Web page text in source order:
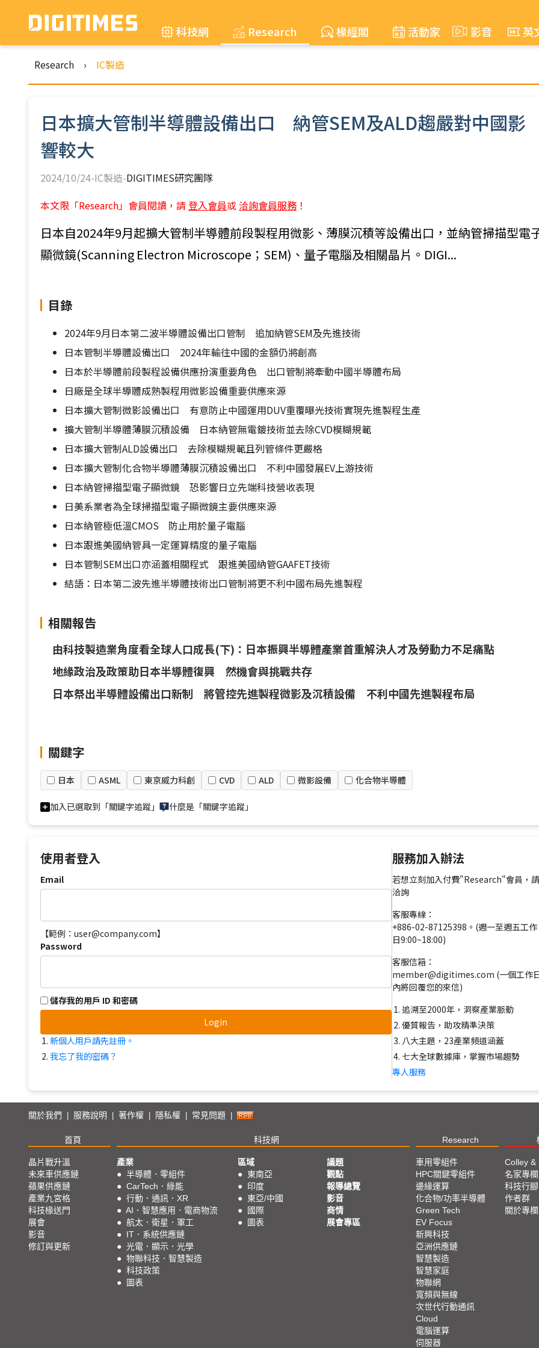
科技網 Research 椽經閣 活動家 影音 英
Research › IC製造
日本擴大管制半導體設備出口 納管SEM及ALD趨嚴對中國影
響較大
2024/10/24-IC製造-DIGITIMES研究團隊
本文限「Research」會員閱讀，請 登入會員或 洽詢會員服務 ！
日本自2024年9月起擴大管制半導體前段製程用微影、薄膜沉積等設備出口，並納管掃描型電
顯微鏡(Scanning Electron Microscope；SEM)、量子電腦及相關晶片。DIGI...
目錄
2024年9月日本第二波半導體設備出口管制 追加納管SEM及先進技術
日本管制半導體設備出口 2024年輸往中國的金額仍將創高
日本於半導體前段製程設備供應扮演重要角色 出口管制將牽動中國半導體布局
日廠是全球半導體成熟製程用微影設備重要供應來源
日本擴大管制微影設備出口 有意防止中國運用DUV重覆曝光技術實現先進製程生產
擴大管制半導體薄膜沉積設備 日本納管無電鍍技術並去除CVD模糊規範
日本擴大管制ALD設備出口 去除模糊規範且列管條件更嚴格
日本擴大管制化合物半導體薄膜沉積設備出口 不利中國發展EV上游技術
日本納管掃描型電子顯微鏡 恐影響日立先端科技營收表現
日美系業者為全球掃描型電子顯微鏡主要供應來源
日本納管極低溫CMOS 防止用於量子電腦
日本跟進美國納管具一定運算精度的量子電腦
日本管制SEM出口亦涵蓋相關程式 跟進美國納管GAAFET技術
結語：日本第二波先進半導體技術出口管制將更不利中國布局先進製程
相關報告
由科技製造業角度看全球人口成長(下)：日本振興半導體產業首重解決人才及勞動力不足痛點
地緣政治及政策助日本半導體復興 然機會與挑戰共存
日本祭出半導體設備出口新制 將管控先進製程微影及沉積設備 不利中國先進製程布局
關鍵字
日本 ASML 東京威力科創 CVD ALD 微影設備 化合物半導體
加入已選取到「關鍵字追蹤」 什麼是「關鍵字追蹤」
使用者登入
Email
【範例：user@company.com】
Password
儲存我的用戶 ID 和密碼
Login
新個人用戶請先註冊。
我忘了我的密碼？
服務加入辦法
若想立刻加入付費"Research"會員，請
洽詢
客服專線：
+886-02-87125398。(週一至週五工作
日9:00~18:00)
客服信箱：
member@digitimes.com (一個工作
內將回覆您的來信)
追溯至2000年，洞察產業脈動
優質報告，助攻精準決策
八大主題，23產業頻道涵蓋
七大全球數據庫，掌握市場趨勢
專人服務
關於我們 服務說明 著作權 隱私權 常見問題
首頁 科技網 Research
晶片戰升溫
未來車供應鏈
蘋果供應鏈
產業九宮格
科技椽送門
展會
影音
修訂與更新
產業
● 半導體．零組件
● CarTech．綠能
● 行動．通訊．XR
● AI．智慧應用．電商物流
● 航太．衛星．軍工
● IT．系統供應鏈
● 光電．顯示．光學
● 物聯科技．智慧製造
● 科技政策
●
圖表
區域
● 東南亞
● 印度
● 東亞/中國
●
國際
●
圖表
議題
觀點
報導總覽
影音
商情
展會專區
車用零組件
HPC關鍵零組件
邊緣運算
化合物/功率半導體
Green Tech
EV Focus
新興科技
亞洲供應鏈
智慧製造
智慧家庭
物聯網
寬頻與無線
次世代行動通訊
Cloud
電腦運算
伺服器
Colley &
名家專欄
科技行腳
作者群
關於專欄